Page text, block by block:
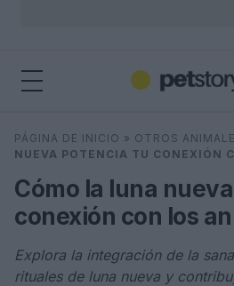
Buscar
PÁGINA DE INICIO » OTROS
NUEVA POTENCIA TU CONEXIÓN
Cómo la luna
conexión con los
Explora la integración de la
rituales de luna nueva y